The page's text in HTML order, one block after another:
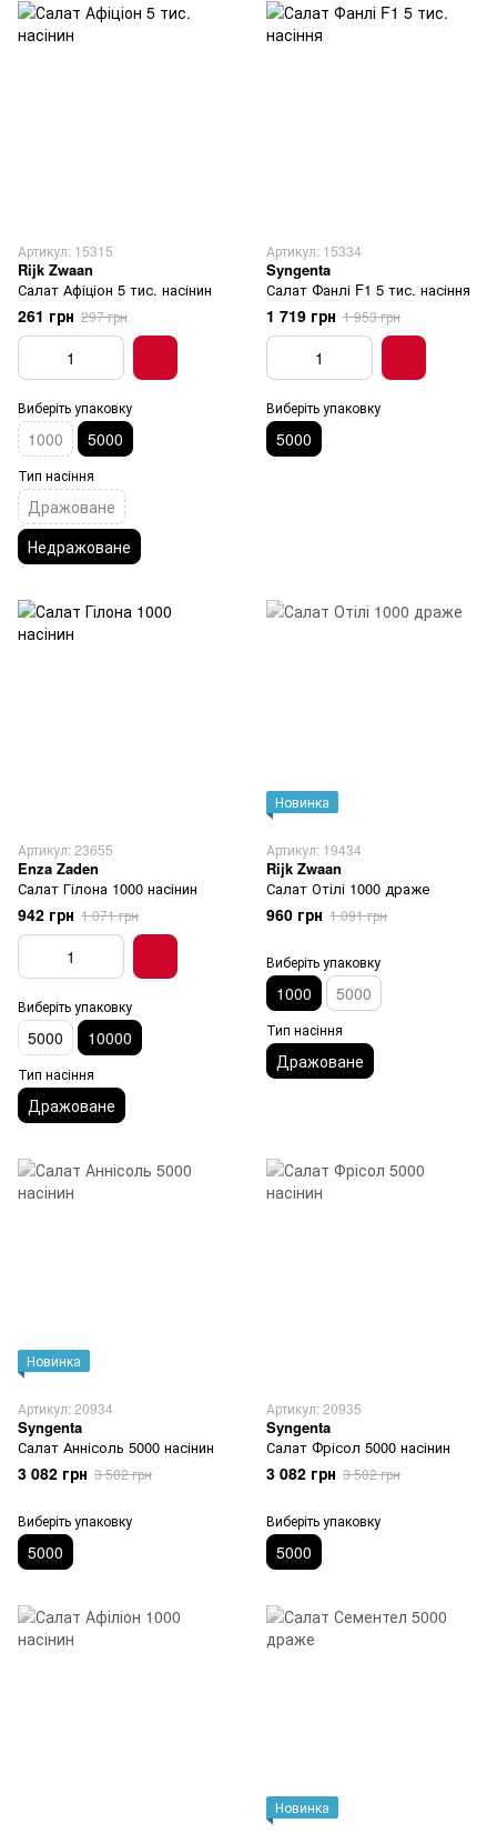
Артикул: 15315
Rijk Zwaan
Салат Афіціон 5 тис. насінин
261 грн 297 грн
Виберіть упаковку
1000 5000
Тип насіння
Дражоване
Недражоване
Артикул: 15334
Syngenta
Салат Фанлі F1 5 тис. насіння
1 719 грн 1 953 грн
Виберіть упаковку
5000
Артикул: 23655
Enza Zaden
Салат Гілона 1000 насінин
942 грн 1 071 грн
Виберіть упаковку
5000 10000
Тип насіння
Дражоване
Новинка
Артикул: 19434
Rijk Zwaan
Салат Отілі 1000 драже
960 грн 1 091 грн
Виберіть упаковку
1000 5000
Тип насіння
Дражоване
Новинка
Артикул: 20934
Syngenta
Салат Аннісоль 5000 насінин
3 082 грн 3 502 грн
Виберіть упаковку
5000
Артикул: 20935
Syngenta
Салат Фрісол 5000 насінин
3 082 грн 3 502 грн
Виберіть упаковку
5000
Новинка